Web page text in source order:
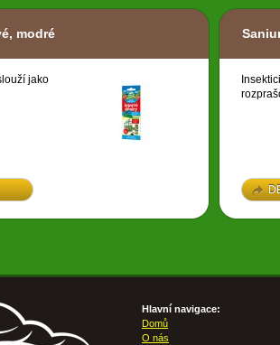
modré
jako
Hlavní navigace:
Domů
O nás